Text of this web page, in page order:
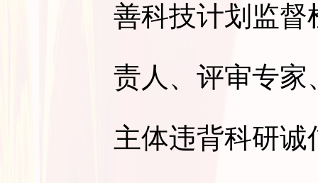
善科技计划监督
责人、评审专家
主体违背科研